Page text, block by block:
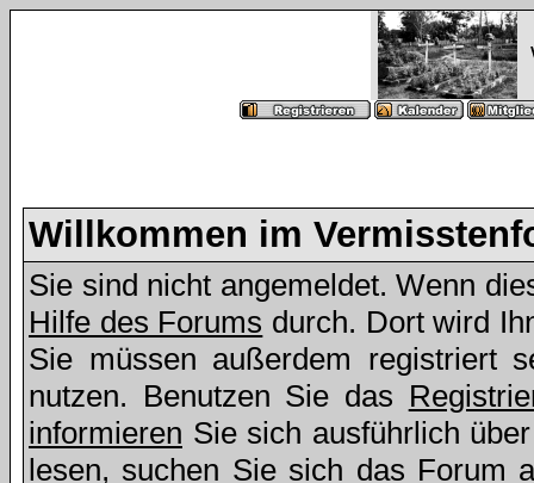
Willkommen im
Sie sind nicht angemeldet. Wenn
Hilfe des Forums durch. Dort wird
Sie müssen außerdem registriert
nutzen. Benutzen Sie das
informieren Sie sich ausführlich
lesen, suchen Sie sich das Forum